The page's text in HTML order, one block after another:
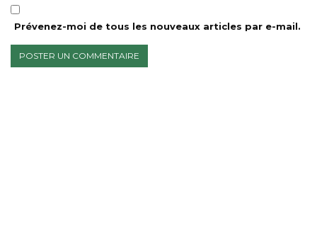
Prévenez-moi de tous les nouveaux articles par e-mail.